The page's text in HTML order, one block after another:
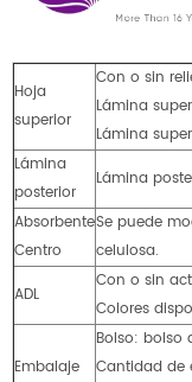
Hoja
superior
Con o sin
Lámina
Lámina
Lámina
posterior
Lámina
Absorbente
Centro
Se puede
celulosa.
ADL
Con o sin
Colores
Embalaje
Bolso: bolso
Cantidad de